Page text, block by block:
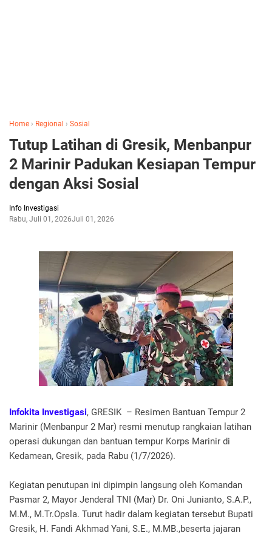
Home › Regional › Sosial
Tutup Latihan di Gresik, Menbanpur
2 Marinir Padukan Kesiapan Tempur
dengan Aksi Sosial
Info Investigasi
Rabu, Juli 01, 2026Juli 01, 2026
Infokita Investigasi, GRESIK – Resimen Bantuan Tempur 2
Marinir (Menbanpur 2 Mar) resmi menutup rangkaian latihan
operasi dukungan dan bantuan tempur Korps Marinir di
Kedamean, Gresik, pada Rabu (1/7/2026).
Kegiatan penutupan ini dipimpin langsung oleh Komandan
Pasmar 2, Mayor Jenderal TNI (Mar) Dr. Oni Junianto, S.A.P.,
M.M., M.Tr.Opsla. Turut hadir dalam kegiatan tersebut Bupati
Gresik, H. Fandi Akhmad Yani, S.E., M.MB.,beserta jajaran